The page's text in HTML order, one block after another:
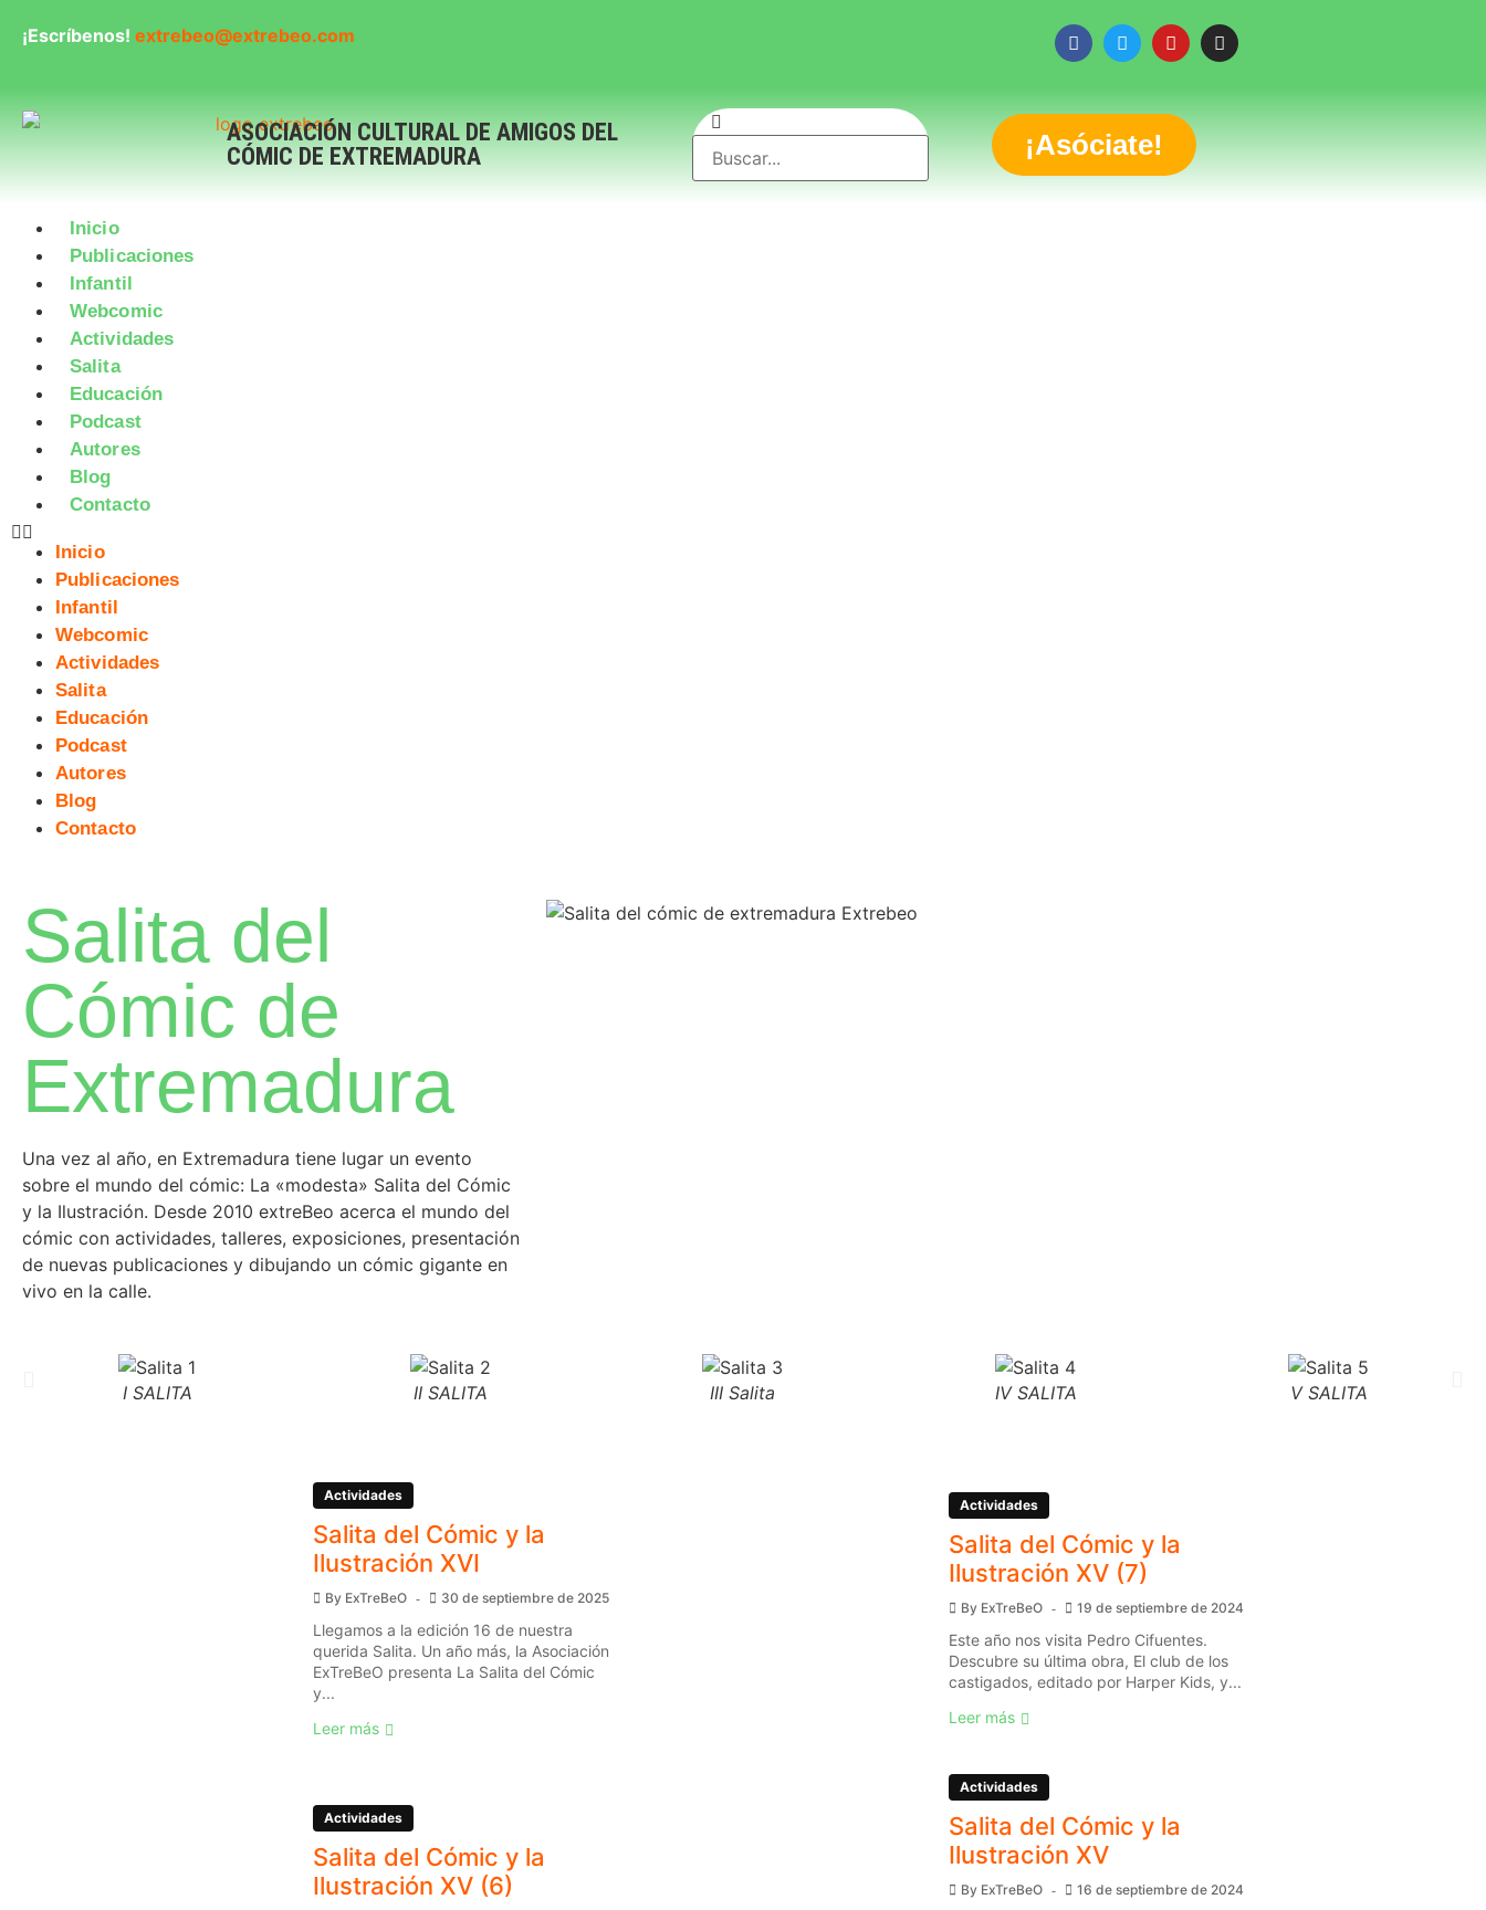
¡Escríbenos! extrebeo@extrebeo.com
ASOCIACIÓN CULTURAL DE AMIGOS DEL
CÓMIC DE EXTREMADURA
¡Asóciate!
Inicio
Publicaciones
Infantil
Webcomic
Actividades
Salita
Educación
Podcast
Autores
Blog
Contacto
Inicio
Publicaciones
Infantil
Webcomic
Actividades
Salita
Educación
Podcast
Autores
Blog
Contacto
Salita del
Cómic de
Extremadura
Una vez al año, en Extremadura tiene lugar un evento
sobre el mundo del cómic: La «modesta» Salita del Cómic
y la Ilustración. Desde 2010 extreBeo acerca el mundo del
cómic con actividades, talleres, exposiciones, presentación
de nuevas publicaciones y dibujando un cómic gigante en
vivo en la calle.
I SALITA II SALITA III Salita IV SALITA V SALITA
Actividades
Salita del Cómic y la
Ilustración XVI
By ExTreBeO 30 de septiembre de 2025
Llegamos a la edición 16 de nuestra
querida Salita. Un año más, la Asociación
ExTreBeO presenta La Salita del Cómic
y...
Leer más
Actividades
Salita del Cómic y la
Ilustración XV (7)
By ExTreBeO 19 de septiembre de 2024
Este año nos visita Pedro Cifuentes.
Descubre su última obra, El club de los
castigados, editado por Harper Kids, y...
Leer más
Actividades
Salita del Cómic y la
Ilustración XV (6)
Actividades
Salita del Cómic y la
Ilustración XV
By ExTreBeO 16 de septiembre de 2024